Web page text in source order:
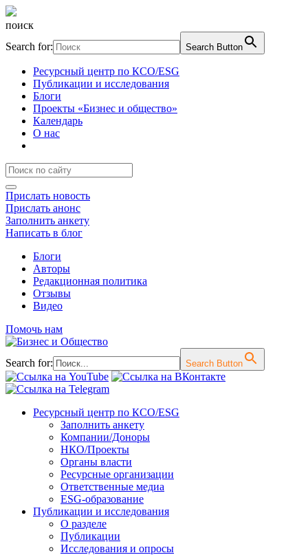
поиск
Search for:
Search Button
Ресурсный центр по КСО/ESG
Публикации и исследования
Блоги
Проекты «Бизнес и общество»
Календарь
О нас
Прислать новость
Прислать анонс
Заполнить анкету
Написать в блог
Блоги
Авторы
Редакционная политика
Отзывы
Видео
Помочь нам
Search for: Search Button
Перейти
содержимому
Ресурсный центр по КСО/ESG
Заполнить анкету
Компании/Доноры
НКО/Проекты
Органы власти
Ресурсные организации
Ответственные медиа
ESG-образование
Публикации и исследования
О разделе
Публикации
Исследования и опросы